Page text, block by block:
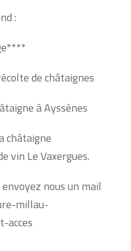
:
de châtaignes
à Ayssènes
châtaigne
vin Le Vaxergues.
nous un mail
millau-
acces